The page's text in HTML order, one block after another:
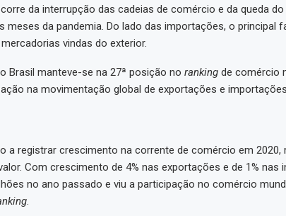
da interrupção das cadeias de comércio e da queda
meses da pandemia. Do lado das importações, o principal
vindas do exterior.
Brasil manteve-se na 27ª posição no ranking de comércio
na movimentação global de exportações e
a registrar crescimento na corrente de comércio em 2020,
Com crescimento de 4% nas exportações e de 1% nas
no ano passado e viu a participação no comércio
.